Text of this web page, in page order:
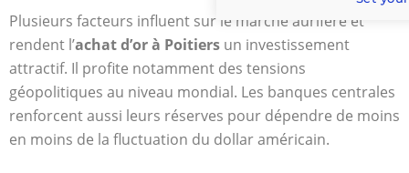
Plusieurs facteurs influent sur le marché aurifère et
rendent l’achat d’or à Poitiers un investissement
attractif. Il profite notamment des tensions
géopolitiques au niveau mondial. Les banques centrales
renforcent aussi leurs réserves pour dépendre de moins
en moins de la fluctuation du dollar américain.